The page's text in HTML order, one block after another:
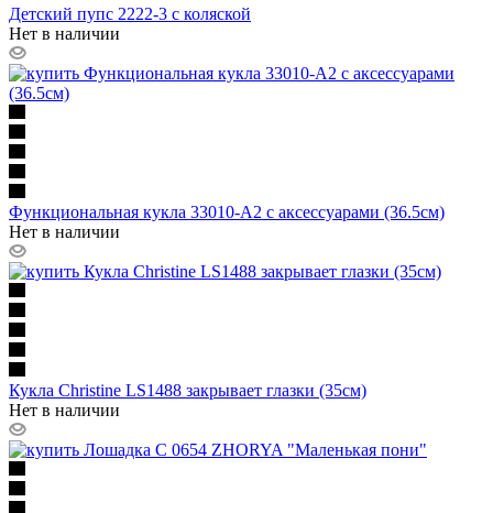
Детский пупс 2222-3 с коляской
Нет в наличии
Функциональная кукла 33010-A2 с аксессуарами (36.5см)
Нет в наличии
Кукла Christine LS1488 закрывает глазки (35см)
Нет в наличии